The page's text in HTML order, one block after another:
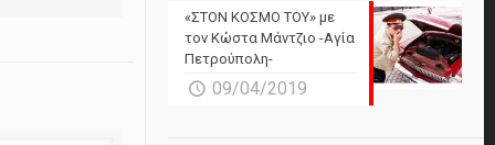
«ΣΤΟΝ ΚΟΣΜΟ ΤΟΥ» με
τον Κώστα Μάντζιο -Αγία
Πετρούπολη-
09/04/2019